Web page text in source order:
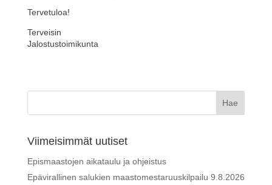
Tervetuloa!
Terveisin
Jalostustoimikunta
Viimeisimmät uutiset
Epismaastojen aikataulu ja ohjeistus
Epävirallinen salukien maastomestaruuskilpailu 9.8.2026